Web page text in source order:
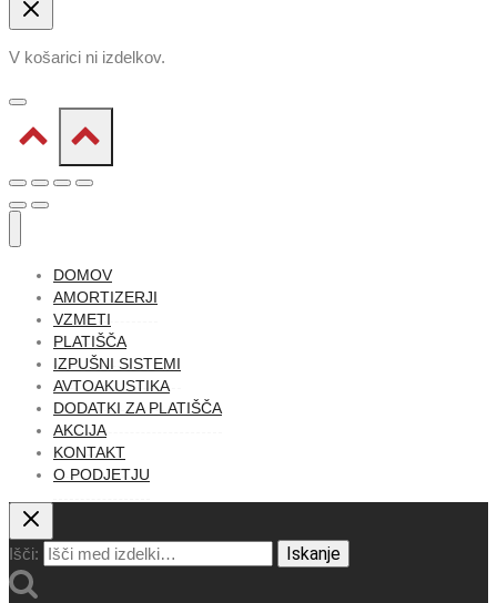
V košarici ni izdelkov.
DOMOV
AMORTIZERJI
VZMETI
PLATIŠČA
IZPUŠNI SISTEMI
AVTOAKUSTIKA
DODATKI ZA PLATIŠČA
AKCIJA
KONTAKT
O PODJETJU
Išči: Iskanje